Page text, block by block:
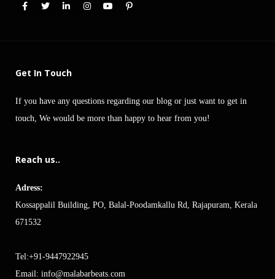
Get In Touch
If you have any questions regarding our blog or just want to get in
touch, We would be more than happy to hear from you!
Reach us..
Adress:
Kossappalil Building, PO, Balal-Poodamkallu Rd, Rajapuram, Kerala
671532
Tel:+91-9447922945
Email: info@malabarbeats.com